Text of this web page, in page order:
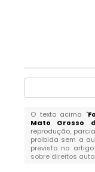
O texto acima "
Mato Grosso
reprodução,
proibida sem a
previsto no
sobre direitos